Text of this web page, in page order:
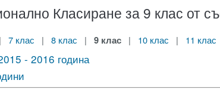
Класиране за 9 клас от
| 7 клас | 8 клас | 9 клас| 10 клас | 11 клас
- 2016 година